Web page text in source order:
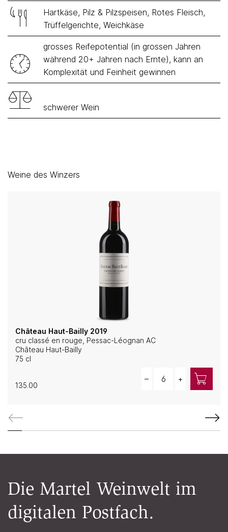
Hartkäse, Pilz & Pilzspeisen, Rotes Fleisch,
Trüffelgerichte, Weichkäse
grosses Reifepotential (in grossen Jahren
während 20+ Jahren nach Ernte), kann an
Komplexität und Feinheit gewinnen
schwerer Wein
Weine des Winzers
Château Haut-Bailly 2019
cru classé en rouge, Pessac-Léognan AC
Château Haut-Bailly
75 cl
135.00
– +
Die Martel Weinwelt im
digitalen Postfach.